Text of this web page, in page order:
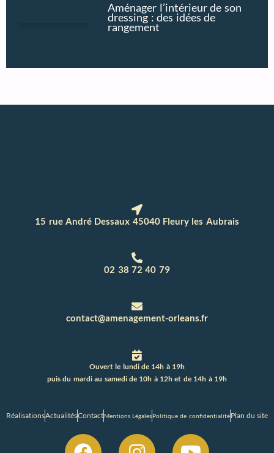
Aménager l’intérieur de son
dressing : des idées de
rangement
15 rue André Dessaux 45040 Fleury les Aubrais
02 38 72 40 79
contact@amenagement-orleans.fr
Ouvert le lundi de 14h à 19h
puis du mardi au samedi de 10h à 12h et de 14h à 19h
RéalisationsActualitésContactMentions LégalesPolitique de confidentialitéPlan du site